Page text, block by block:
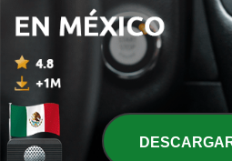
Rosa Argentina Rivas
Lacayo